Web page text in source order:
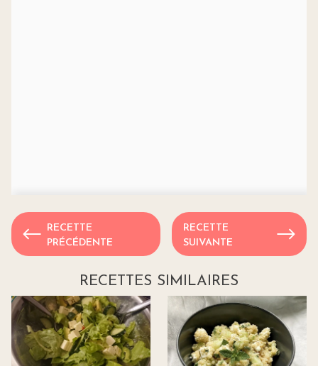
RECETTE
PRÉCÉDENTE
RECETTE
SUIVANTE
RECETTES SIMILAIRES